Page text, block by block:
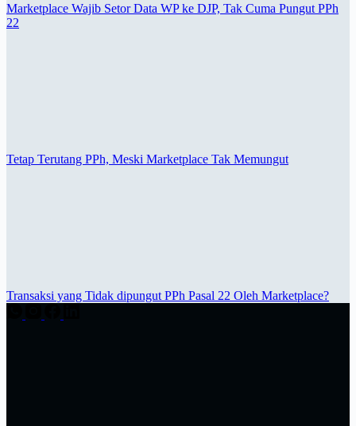
Marketplace Wajib Setor Data WP ke DJP, Tak Cuma Pungut PPh
22
Tetap Terutang PPh, Meski Marketplace Tak Memungut
Transaksi yang Tidak dipungut PPh Pasal 22 Oleh Marketplace?